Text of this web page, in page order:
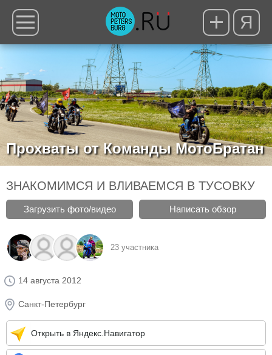
Я
Прохваты от Команды МотоБратан
ЗНАКОМИМСЯ И ВЛИВАЕМСЯ В ТУСОВКУ
Загрузить фото/видео Написать обзор
23 участника
14 августа 2012
Санкт-Петербург
Открыть в Яндекс.Навигатор